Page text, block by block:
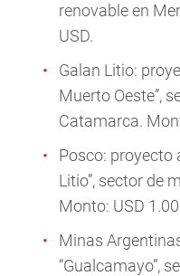
renovable en
USD.
Galan Litio:
Muerto Oeste”,
Catamarca.
Posco: proyecto
Litio”, sector de
Monto: USD
Minas
“Gualcamayo”,